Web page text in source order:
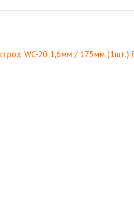
WC-20 1,6мм / 175мм (1шт.)